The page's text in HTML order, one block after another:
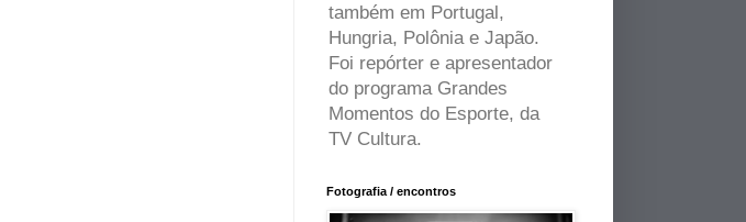
também em Portugal,
Hungria, Polônia e Japão.
Foi repórter e apresentador
do programa Grandes
Momentos do Esporte, da
TV Cultura.
Fotografia / encontros